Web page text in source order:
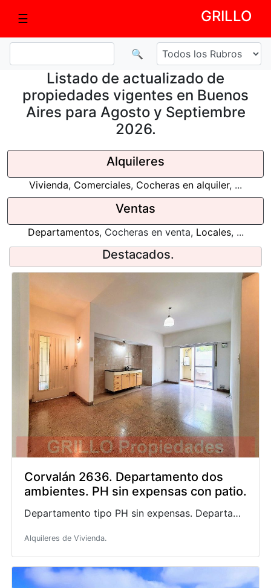
☰ GRILLO
🔍
Listado de actualizado de
propiedades vigentes en Buenos
Aires para Agosto y Septiembre
2026.
Alquileres
Vivienda, Comerciales, Cocheras en alquiler, ...
Ventas
Departamentos, Cocheras en venta, Locales, ...
Destacados.
Corvalán 2636. Departamento dos
ambientes. PH sin expensas con patio.
Departamento tipo PH sin expensas. Departamento tipo casa. Living comedor con cocina integrada, c
Alquileres de Vivienda.